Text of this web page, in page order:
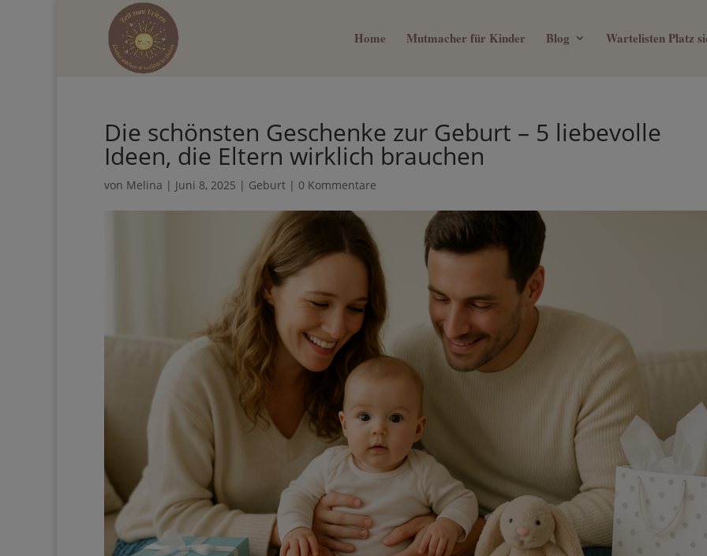
Home Mutmacher für Kinder Blog Wartelisten Platz
Die schönsten Geschenke zur Geburt – 5 liebevolle
Ideen, die Eltern wirklich brauchen
von Melina | Juni 8, 2025 | Geburt| 0 Kommentare
mehr Zeit mit deinem Kind verbringen